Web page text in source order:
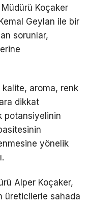
Koçaker
Geylan ile bir
sorunlar,
kalite, aroma, renk
dikkat
potansiyelinin
yönelik
Alper Koçaker,
üreticilerle sahada